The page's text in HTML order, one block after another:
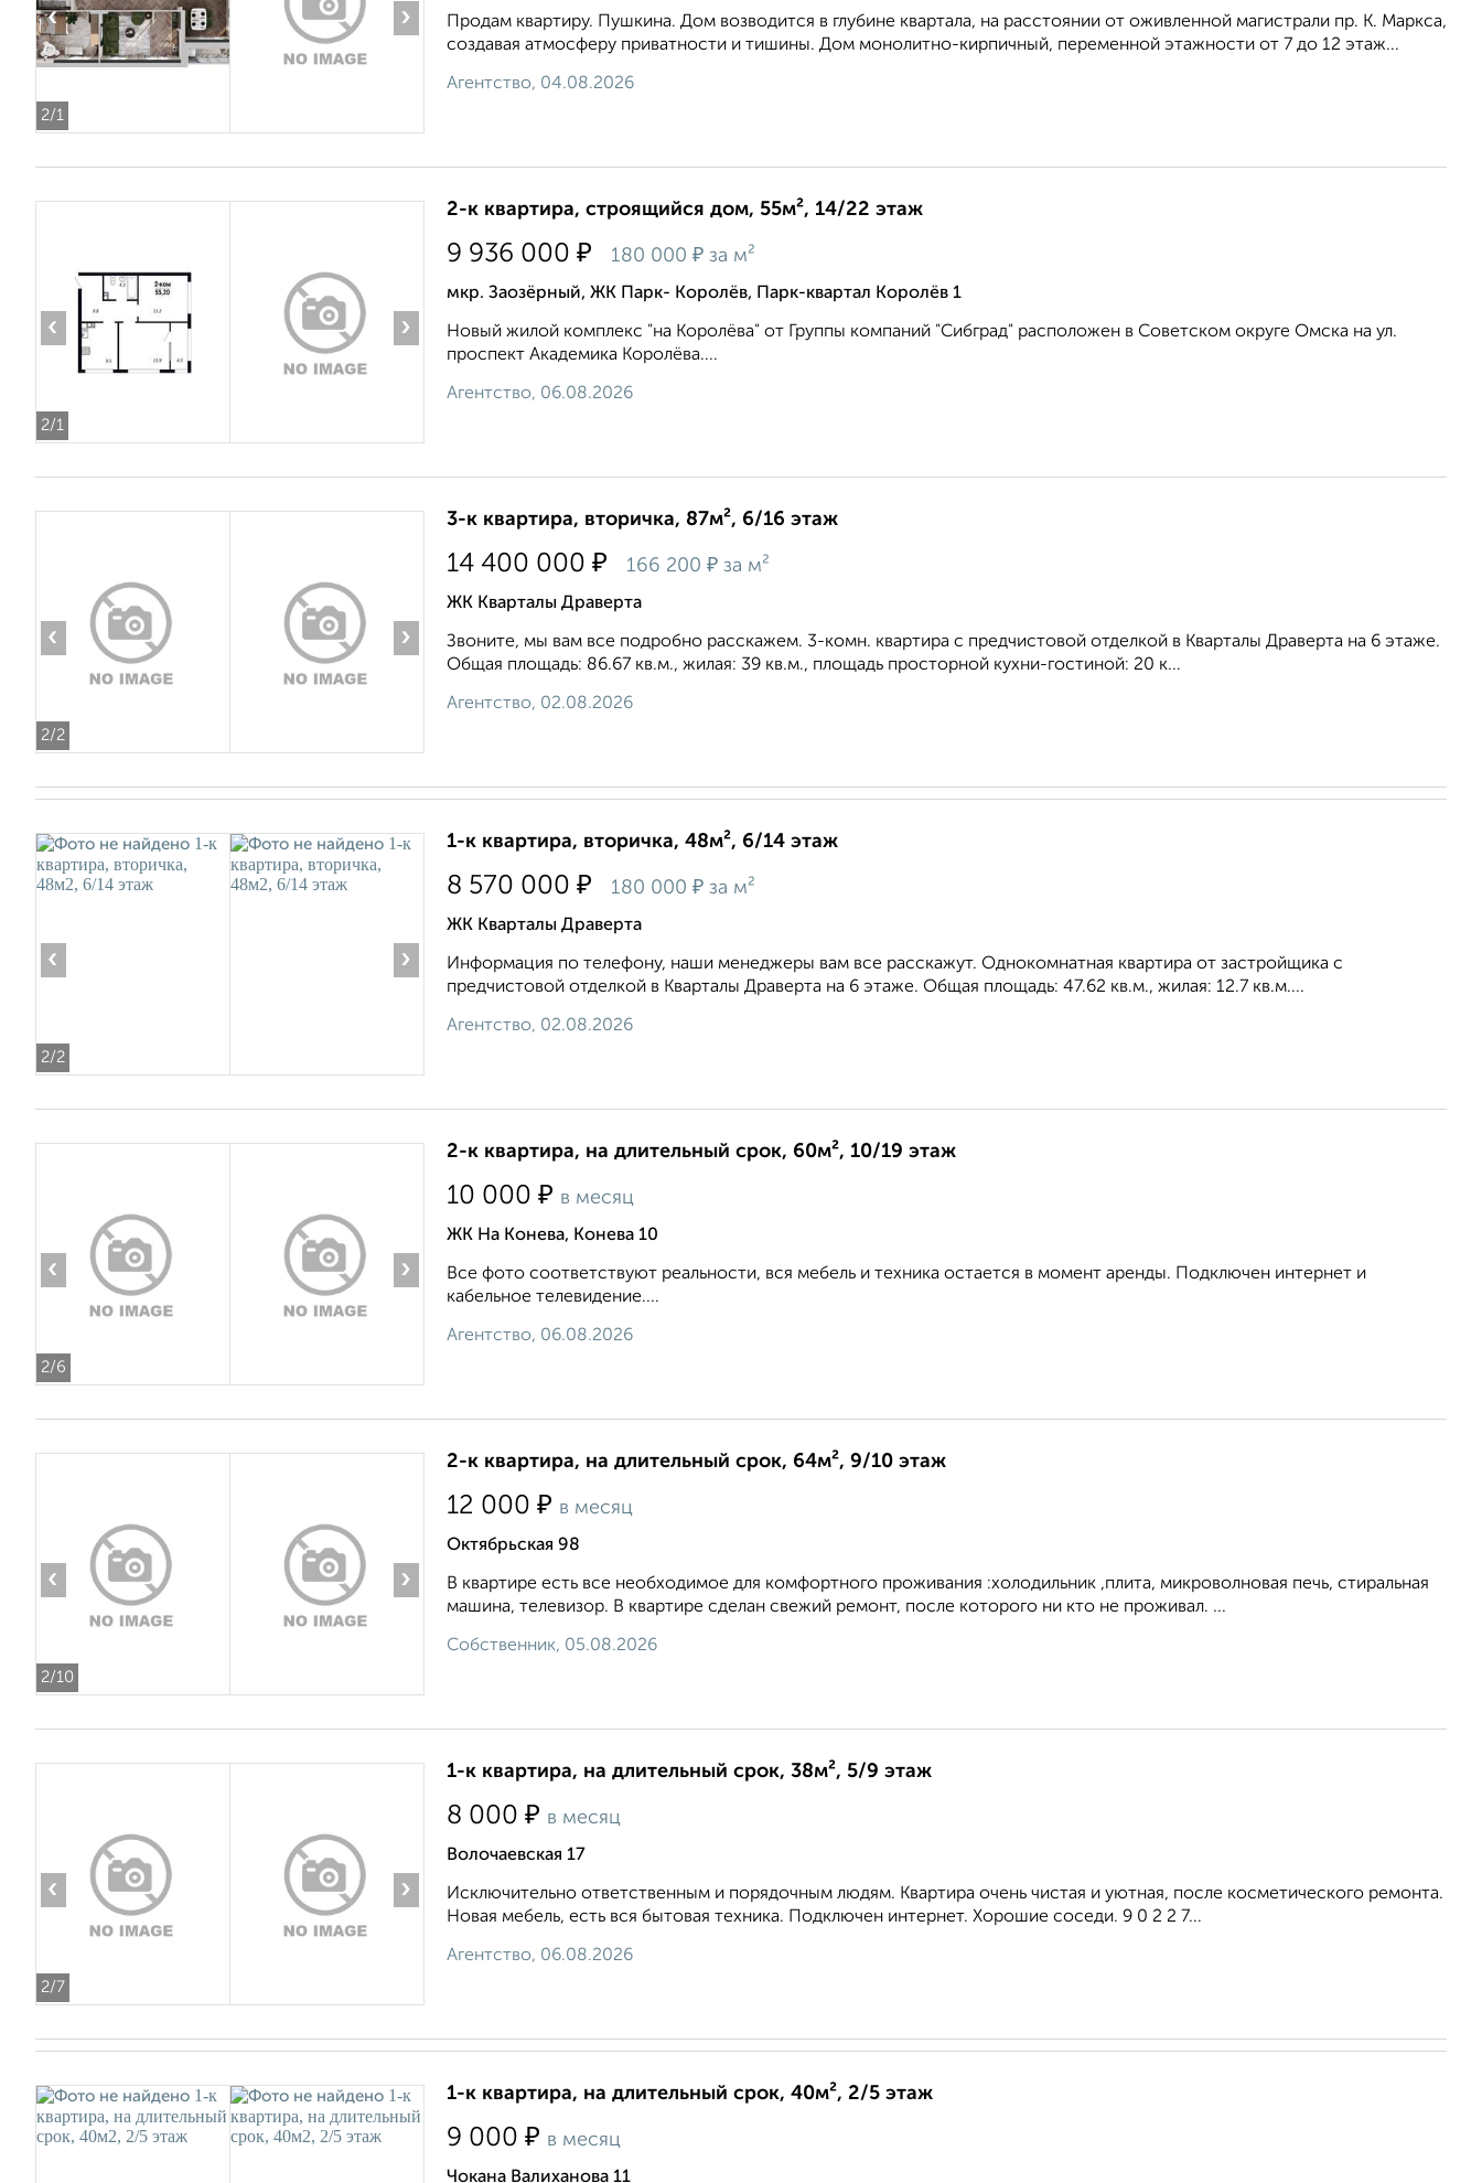
2/1
‹ ›
Продам квартиру. Пушкина. Дом возводится в глубине квартала, на расстоянии от оживленной магистрали пр. К. Маркса,
создавая атмосферу приватности и тишины. Дом монолитно-кирпичный, переменной этажности от 7 до 12 этаж...
Агентство, 04.08.2026
2/1
‹ ›
2-к квартира, строящийся дом, 55м², 14/22 этаж
9 936 000 ₽ 180 000 ₽ за м²
мкр. Заозёрный, ЖК Парк- Королёв, Парк-квартал Королёв 1
Новый жилой комплекс "на Королёва" от Группы компаний "Сибград" расположен в Советском округе Омска на ул.
проспект Академика Королёва....
Агентство, 06.08.2026
2/2
‹ ›
3-к квартира, вторичка, 87м², 6/16 этаж
14 400 000 ₽ 166 200 ₽ за м²
ЖК Кварталы Драверта
Звоните, мы вам все подробно расскажем. 3-комн. квартира с предчистовой отделкой в Кварталы Драверта на 6 этаже.
Общая площадь: 86.67 кв.м., жилая: 39 кв.м., площадь просторной кухни-гостиной: 20 к...
Агентство, 02.08.2026
2/2
‹ ›
1-к квартира, вторичка, 48м², 6/14 этаж
8 570 000 ₽ 180 000 ₽ за м²
ЖК Кварталы Драверта
Информация по телефону, наши менеджеры вам все расскажут. Однокомнатная квартира от застройщика с
предчистовой отделкой в Кварталы Драверта на 6 этаже. Общая площадь: 47.62 кв.м., жилая: 12.7 кв.м....
Агентство, 02.08.2026
2/6
‹ ›
2-к квартира, на длительный срок, 60м², 10/19 этаж
10 000 ₽ в месяц
ЖК На Конева, Конева 10
Все фото соответствуют реальности, вся мебель и техника остается в момент аренды. Подключен интернет и
кабельное телевидение....
Агентство, 06.08.2026
2/10
‹ ›
2-к квартира, на длительный срок, 64м², 9/10 этаж
12 000 ₽ в месяц
Октябрьская 98
В квартире есть все необходимое для комфортного проживания :холодильник ,плита, микроволновая печь, стиральная
машина, телевизор. В квартире сделан свежий ремонт, после которого ни кто не проживал. ...
Собственник, 05.08.2026
2/7
‹ ›
1-к квартира, на длительный срок, 38м², 5/9 этаж
8 000 ₽ в месяц
Волочаевская 17
Исключительно ответственным и порядочным людям. Квартира очень чистая и уютная, после косметического ремонта.
Новая мебель, есть вся бытовая техника. Подключен интернет. Хорошие соседи. 9 0 2 2 7...
Агентство, 06.08.2026
1-к квартира, на длительный срок, 40м², 2/5 этаж
9 000 ₽ в месяц
Чокана Валиханова 11